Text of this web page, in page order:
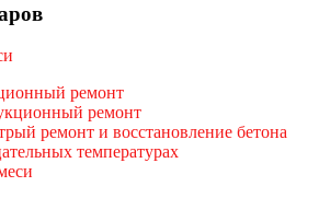
ремонт
ремонт
ремонт и восстановление бетона
температурах